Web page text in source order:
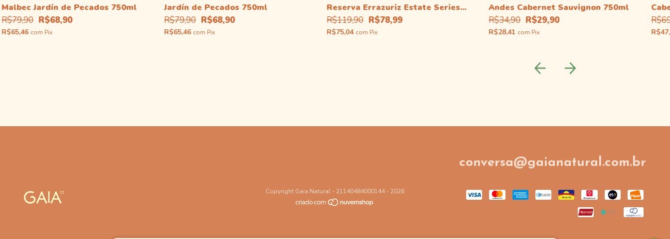
Malbec Jardín de Pecados 750ml
R$79,90 R$68,90
R$65,46 com Pix
Jardín de Pecados 750ml
R$79,90 R$68,90
R$65,46 com Pix
Reserva Errazuriz Estate Series
2025 - 750ml
R$119,90 R$78,99
R$75,04 com Pix
Andes Cabernet Sauvignon 750ml
R$34,90 R$29,90
R$28,41 com Pix
conversa@gaianatural.com.br
Copyright Gaia Natural - 21140484000144 - 2026